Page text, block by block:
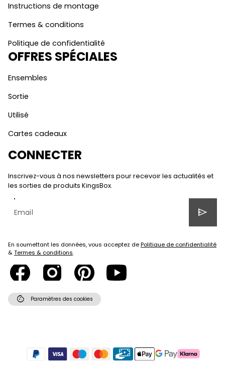
Instructions de montage
Termes & conditions
Politique de confidentialité
OFFRES SPÉCIALES
Ensembles
Sortie
Utilisé
Cartes cadeaux
CONNECTER
Inscrivez-vous à nos newsletters pour recevoir les actualités et
les sorties de produits KingsBox.
send
En soumettant les données, vous acceptez dePolitique de confidentialité
&Termes & conditions.
cookie Paramètres des cookies